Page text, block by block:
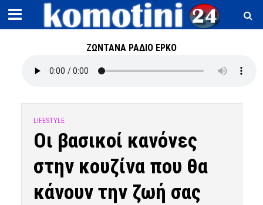
ΖΩΝΤΑΝΑ ΡΑΔΙΟ ΕΡΚΟ
LIFESTYLE
Οι βασικοί κανόνες
στην κουζίνα που θα
κάνουν την ζωή σας